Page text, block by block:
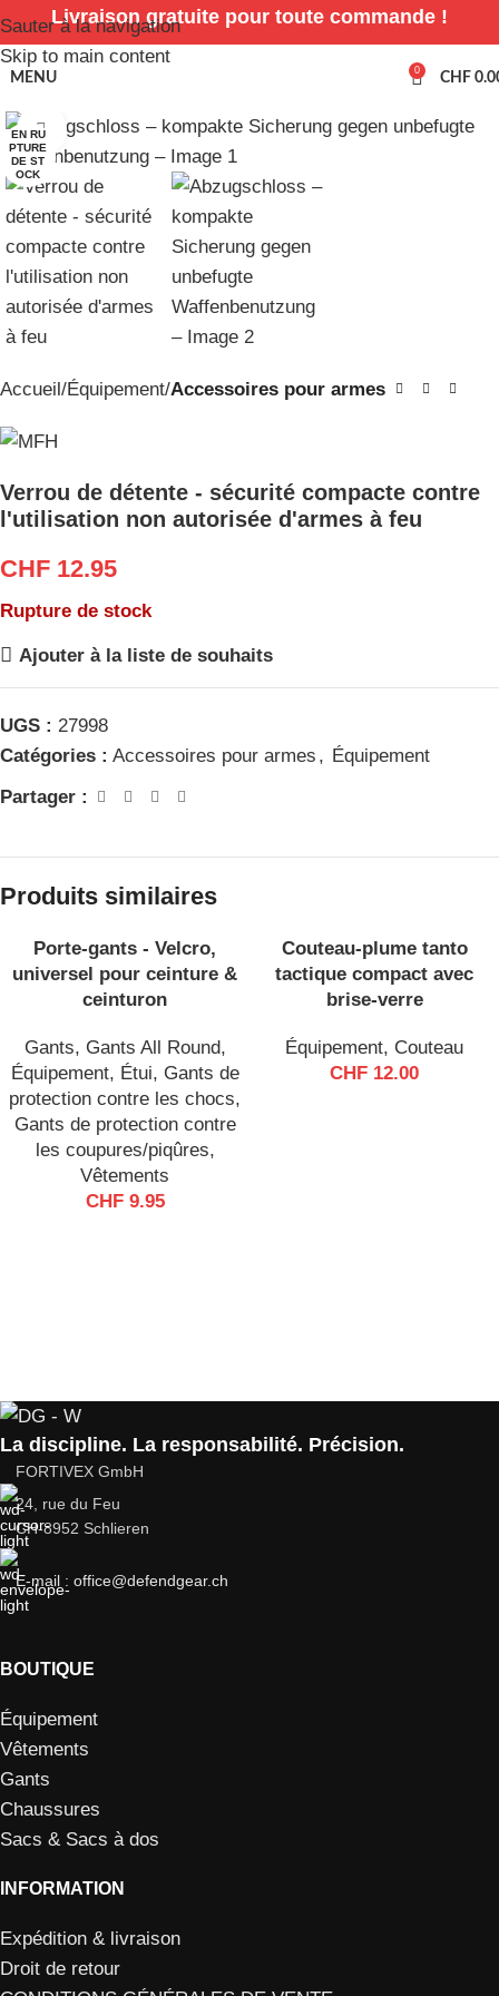
Sauter à la navigation
Skip to main content
Livraison gratuite pour toute commande !
MENU 0 CHF
EN RU
PTURE
DE ST
OCK
Cliquez pour agrandir
Accueil Équipement Accessoires pour armes
Verrou de détente - sécurité compacte contre
l'utilisation non autorisée d'armes à feu
CHF 12.95
Rupture de stock
Ajouter à la liste de souhaits
UGS : 27998
Catégories : Accessoires pour armes , Équipement
Partager :
Produits similaires
Porte-gants - Velcro,
universel pour ceinture &
ceinturon
Gants, Gants All Round,
Équipement, Étui, Gants de
protection contre les chocs,
Gants de protection contre
les coupures/piqûres,
Vêtements
CHF9.95
EN RU
PTURE
DE ST
Couteau-plume tanto
tactique compact avec
brise-verre
Équipement, Couteau
CHF 12.00
La discipline. La responsabilité. Précision.
FORTIVEX GmbH
24, rue du Feu
CH-8952 Schlieren
E-mail : office@defendgear.ch
BOUTIQUE
Équipement
Vêtements
Gants
Chaussures
Sacs & Sacs à dos
INFORMATION
Expédition & livraison
Droit de retour